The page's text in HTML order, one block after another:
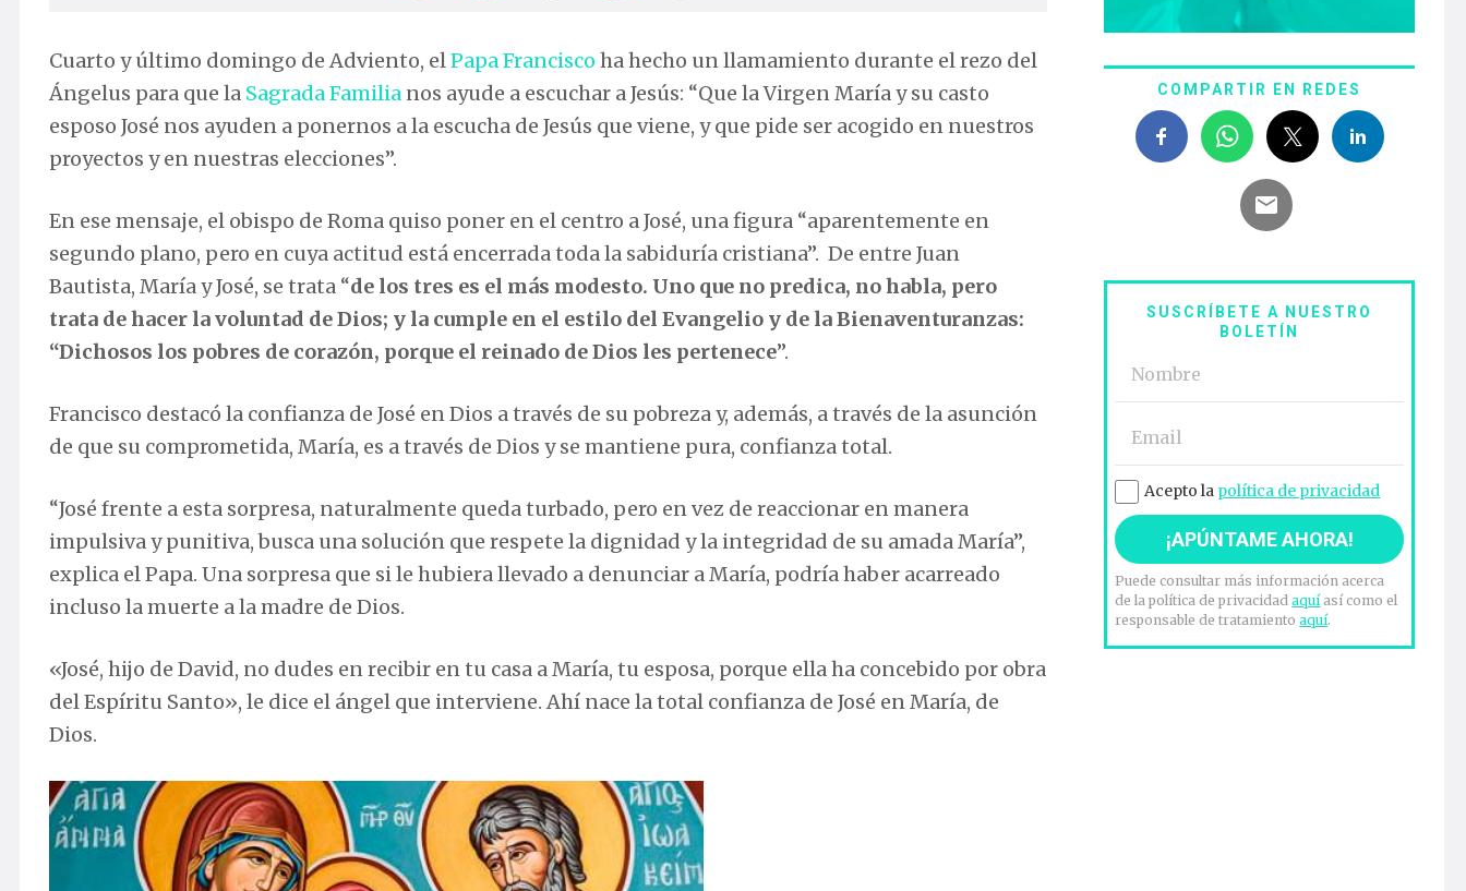
Cuarto y último domingo de Adviento, elPapa Francisco ha hecho un llamamiento durante el rezo del
Ángelus para que la Sagrada Familia nos ayude a escuchar a Jesús: “Que la Virgen María y su casto
esposo José nos ayuden a ponernos a la escucha de Jesús que viene, y que pide ser acogido en nuestros
proyectos y en nuestras elecciones”.
En ese mensaje, el obispo de Roma quiso poner en el centro a José, una figura “aparentemente en
segundo plano, pero en cuya actitud está encerrada toda la sabiduría cristiana”. De entre Juan
Bautista, María y José, se trata “de los tres es el más modesto. Uno que no predica, no habla, pero
trata de hacer la voluntad de Dios; y la cumple en el estilo del Evangelio y de la Bienaventuranzas:
“Dichosos los pobres de corazón, porque el reinado de Dios les pertenece”.
Francisco destacó la confianza de José en Dios a través de su pobreza y, además, a través de la asunción
de que su comprometida, María, es a través de Dios y se mantiene pura, confianza total.
“José frente a esta sorpresa, naturalmente queda turbado, pero en vez de reaccionar en manera
impulsiva y punitiva, busca una solución que respete la dignidad y la integridad de su amada María”,
explica el Papa. Una sorpresa que si le hubiera llevado a denunciar a María, podría haber acarreado
incluso la muerte a la madre de Dios.
«José, hijo de David, no dudes en recibir en tu casa a María, tu esposa, porque ella ha concebido por obra
del Espíritu Santo», le dice el ángel que interviene. Ahí nace la total confianza de José en María, de
Dios.
COMPARTIR EN REDES
SUSCRÍBETE A NUESTRO
BOLETÍN
Acepto la política de privacidad
Puede consultar más información acerca
de la política de privacidadaquíasí como el
responsable de tratamientoaquí.